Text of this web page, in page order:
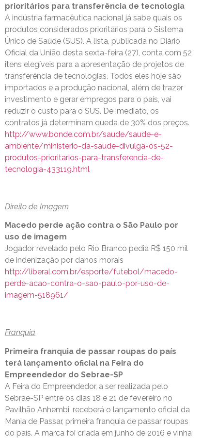
prioritários para transferência de tecnologia
A indústria farmacêutica nacional já sabe quais os
produtos considerados prioritários para o Sistema
Único de Saúde (SUS). A lista, publicada no Diário
Oficial da União desta sexta-feira (27), conta com 52
itens elegíveis para a apresentação de projetos de
transferência de tecnologias. Todos eles hoje são
importados e a produção nacional, além de trazer
investimento e gerar empregos para o país, vai
reduzir o custo para o SUS. De imediato, os
contratos já determinam queda de 30% dos preços.
http://www.bonde.com.br/saude/saude-e-
ambiente/ministerio-da-saude-divulga-os-52-
produtos-prioritarios-para-transferencia-de-
tecnologia-433119.html
Direito de Imagem
Macedo perde ação contra o São Paulo por
uso de imagem
Jogador revelado pelo Rio Branco pedia R$ 150 mil
de indenização por danos morais
http://liberal.com.br/esporte/futebol/macedo-
perde-acao-contra-o-sao-paulo-por-uso-de-
imagem-518961/
Franquia
Primeira franquia de passar roupas do país
terá lançamento oficial na Feira do
Empreendedor do Sebrae-SP
A Feira do Empreendedor, a ser realizada pelo
Sebrae-SP entre os dias 18 e 21 de fevereiro no
Pavilhão Anhembi, receberá o lançamento oficial da
Mania de Passar, primeira franquia de passar roupas
do país. A marca foi criada em junho de 2016 e vinha